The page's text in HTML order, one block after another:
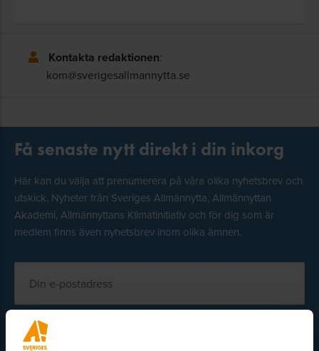
Kontakta redaktionen:
kom@sverigesallmannytta.se
Få senaste nytt direkt i din inkorg
Här kan du välja att prenumerera på våra olika nyhetsbrev och
utskick. Nyheter från Sveriges Allmännytta, Allmännyttan
Akademi, Allmännyttans Klimatinitiativ och för dig som är
medlem finns även nyhetsbrev inom olika ämnen.
Välj ämne